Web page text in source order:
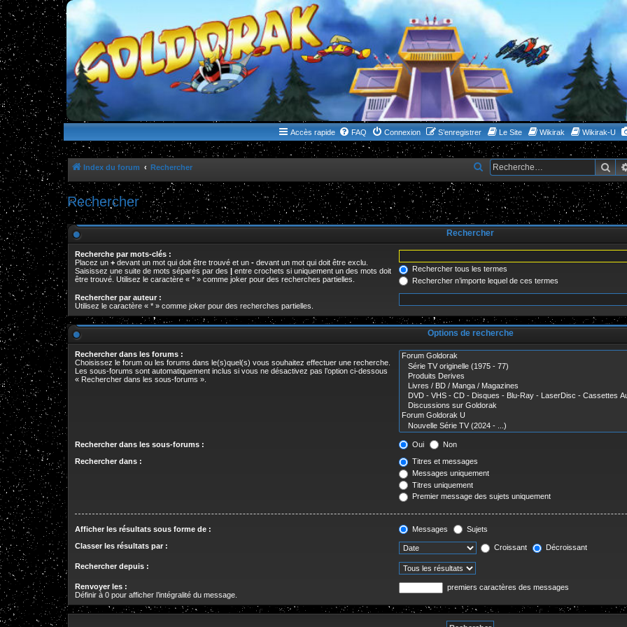
WWW.GOLDORAKGO.COM
le site de la Lune Rouge
Accès rapide FAQ Connexion S’enregistrer Le Site Wikirak Wikirak-U
Index du forum Rechercher
e
c
e
r
c
h
r
Rechercher
Rechercher
Recherche par mots-clés :
Placez un + devant un mot qui doit être trouvé et un - devant un mot qui doit être exclu.
Saisissez une suite de mots séparés par des | entre crochets si uniquement un des mots doit
être trouvé. Utilisez le caractère « * » comme joker pour des recherches partielles.
Rechercher tous les termes
Rechercher n’importe lequel de ces termes
Rechercher par auteur :
Utilisez le caractère « * » comme joker pour des recherches partielles.
Options de recherche
Rechercher dans les forums :
Choisissez le forum ou les forums dans le(s)quel(s) vous souhaitez effectuer une recherche.
Les sous-forums sont automatiquement inclus si vous ne désactivez pas l’option ci-dessous
« Rechercher dans les sous-forums ».
Rechercher dans les sous-forums : Oui Non
Rechercher dans :
Titres et messages
Messages uniquement
Titres uniquement
Premier message des sujets uniquement
Afficher les résultats sous forme de : Messages Sujets
Classer les résultats par : Croissant Décroissant
Rechercher depuis :
Renvoyer les :
Définir à 0 pour afficher l’intégralité du message.
premiers caractères des messages